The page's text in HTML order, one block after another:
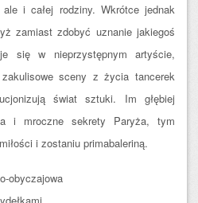
i całej rodziny. Wkrótce jednak
zamiast zdobyć uznanie jakiegoś
się w nieprzystępnym artyście,
sceny z życia tancerek
świat sztuki. Im głębiej
i mroczne sekrety Paryża, tym
i zostaniu primabaleriną.
obyczajowa